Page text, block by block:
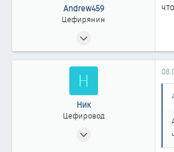
Andrew459
Цефирянин
307
www.andrew459.narod.ru
Н
Ник
Цефировод